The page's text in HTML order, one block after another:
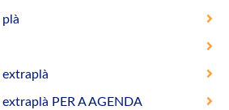
PER A AGENDA